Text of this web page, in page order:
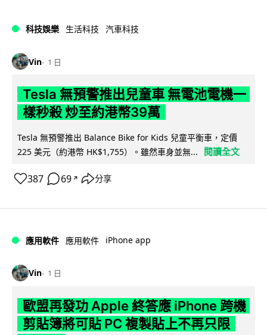
科技娛樂 生活科技 汽車科技
Vin 1 日
Tesla 無預警推出兒童車 無電池電機一
樣秒殺 炒至約港幣39萬
Tesla 無預警推出 Balance Bike for Kids 兒童平衡車，定價
225 美元（約港幣 HK$1,755）。雖然車身並無...
閱讀全文
387 69 ↗ 分享
應用軟件 應用軟件 iPhone app
Vin 1 日
歐盟再發功 Apple 終答應 iPhone 跨機
剪貼簿將可貼 PC 複製貼上不再只限